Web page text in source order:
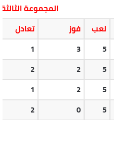
المجموعة الثالثة
لعب فوز
تعادل
5
3
1
5
2
2
5
2
1
5
0
2